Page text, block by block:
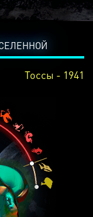
Тоссы - 1941